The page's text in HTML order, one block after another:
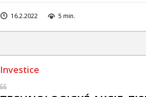
16.2.2022 5 min.